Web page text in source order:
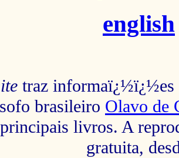
english
traz informaï¿½ï¿½es
brasileiro Olavo de
principais livros. A
gratuita,